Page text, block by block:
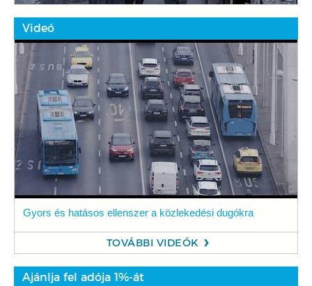
Videó
Gyors és hatásos ellenszer a közlekedési dugókra
TOVÁBBI VIDEÓK
Ajánlja fel adója 1%-át